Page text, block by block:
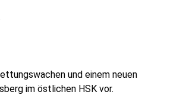
und einem neuen
im östlichen HSK vor.